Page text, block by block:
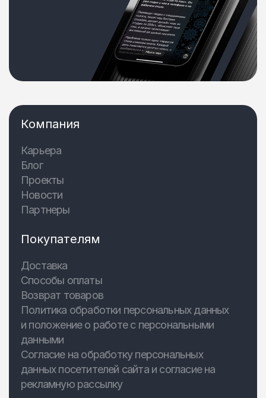
Компания
Карьера
Блог
Проекты
Новости
Партнеры
Покупателям
Доставка
Способы оплаты
Возврат товаров
Политика обработки персональных данных
и положение о работе с персональными
данными
Согласие на обработку персональных
данных посетителей сайта и согласие на
рекламную рассылку